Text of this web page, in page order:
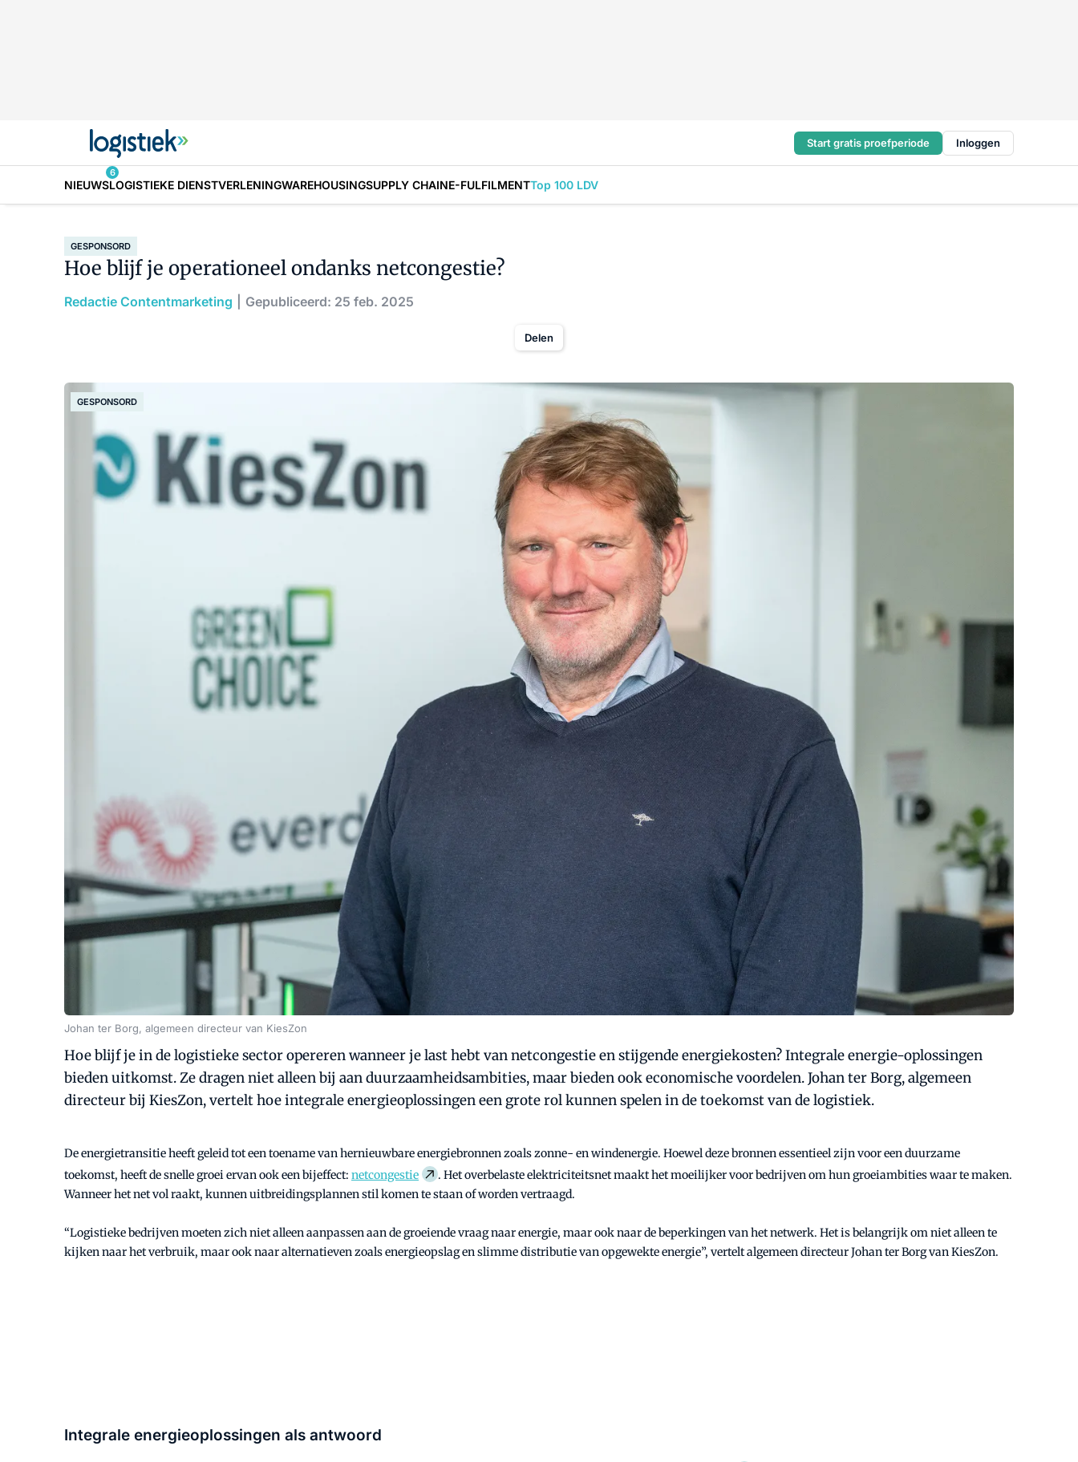
Start gratis proefperiode Inloggen
NIEUWS
6
LOGISTIEKE DIENSTVERLENINGWAREHOUSINGSUPPLY CHAINE-FULFILMENTTop 100 LDV
GESPONSORD
Hoe blijf je operationeel ondanks netcongestie?
Redactie Contentmarketing Gepubliceerd: 25 feb. 2025
Delen
GESPONSORD
Johan ter Borg, algemeen directeur van KiesZon
Hoe blijf je in de logistieke sector opereren wanneer je last hebt van netcongestie en stijgende energiekosten? Integrale energie-oplossingen
bieden uitkomst. Ze dragen niet alleen bij aan duurzaamheidsambities, maar bieden ook economische voordelen. Johan ter Borg, algemeen
directeur bij KiesZon, vertelt hoe integrale energieoplossingen een grote rol kunnen spelen in de toekomst van de logistiek.
De energietransitie heeft geleid tot een toename van hernieuwbare energiebronnen zoals zonne- en windenergie. Hoewel deze bronnen essentieel zijn voor een duurzame
toekomst, heeft de snelle groei ervan ook een bijeffect: netcongestie
. Het overbelaste elektriciteitsnet maakt het moeilijker voor bedrijven om hun groeiambities waar te maken.
Wanneer het net vol raakt, kunnen uitbreidingsplannen stil komen te staan of worden vertraagd.
“Logistieke bedrijven moeten zich niet alleen aanpassen aan de groeiende vraag naar energie, maar ook naar de beperkingen van het netwerk. Het is belangrijk om niet alleen te
kijken naar het verbruik, maar ook naar alternatieven zoals energieopslag en slimme distributie van opgewekte energie”, vertelt algemeen directeur Johan ter Borg van KiesZon.
Integrale energieoplossingen als antwoord